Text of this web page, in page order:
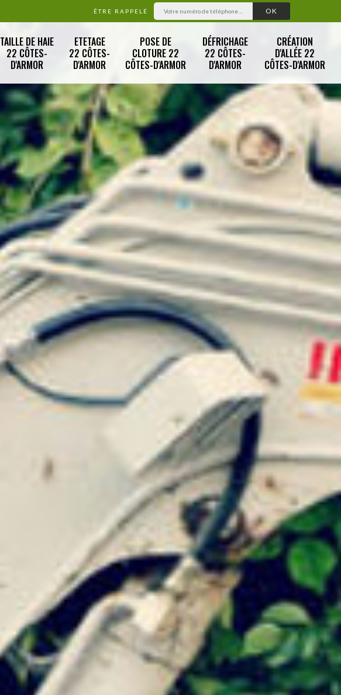
ÊTRE RAPPELÉ
TAILLE DE HAIE
22 CÔTES-
D'ARMOR
ETETAGE
22 CÔTES-
D'ARMOR
POSE DE
CLOTURE 22
CÔTES-D'ARMOR
DÉFRICHAGE
22 CÔTES-
D'ARMOR
CRÉATION
D'ALLÉE 22
CÔTES-D'ARMOR